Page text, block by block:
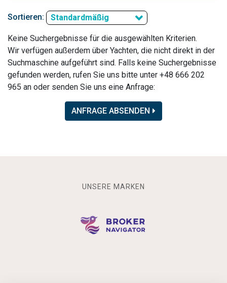
Sortieren: Standardmäßig
Keine Suchergebnisse für die ausgewählten Kriterien.
Wir verfügen außerdem über Yachten, die nicht direkt in der
Suchmaschine aufgeführt sind. Falls keine Suchergebnisse
gefunden werden, rufen Sie uns bitte unter +48 666 202
965 an oder senden Sie uns eine Anfrage:
ANFRAGE ABSENDEN
UNSERE MARKEN